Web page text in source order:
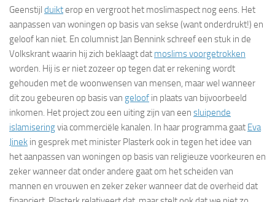
Geenstijl duikterop en vergroot het moslimaspect nog eens. Het
aanpassen van woningen op basis van sekse (want onderdrukt!) en
geloof kan niet. En columnist Jan Bennink schreef een stuk in de
Volkskrant waarin hij zich beklaagt dat moslims voorgetrokken
worden. Hij is er niet zozeer op tegen dat er rekening wordt
gehouden met de woonwensen van mensen, maar wel wanneer
dit zou gebeuren op basis van geloof in plaats van bijvoorbeeld
inkomen. Het project zou een uiting zijn van een sluipende
islamiseringvia commerciële kanalen. In haar programma gaat Eva
Jinek in gesprek met minister Plasterk ook in tegen het idee van
het aanpassen van woningen op basis van religieuze voorkeuren en
zeker wanneer dat onder andere gaat om het scheiden van
mannen en vrouwen en zeker zeker wanneer dat de overheid dat